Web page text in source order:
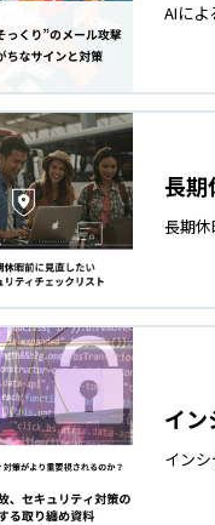
AIによ
長期
長期休
イ
イン